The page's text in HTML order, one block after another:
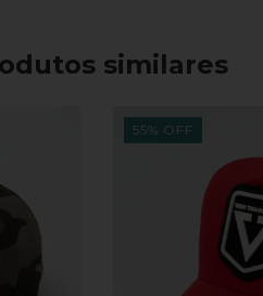
similares
55% OFF